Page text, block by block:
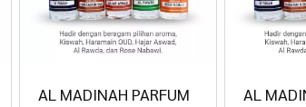
AL MADINAH PARFUM
AL